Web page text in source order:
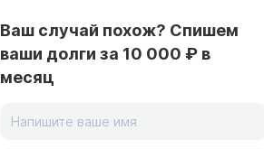
Ваш случай похож? Спишем
ваши долги за 10 000 ₽ в
месяц